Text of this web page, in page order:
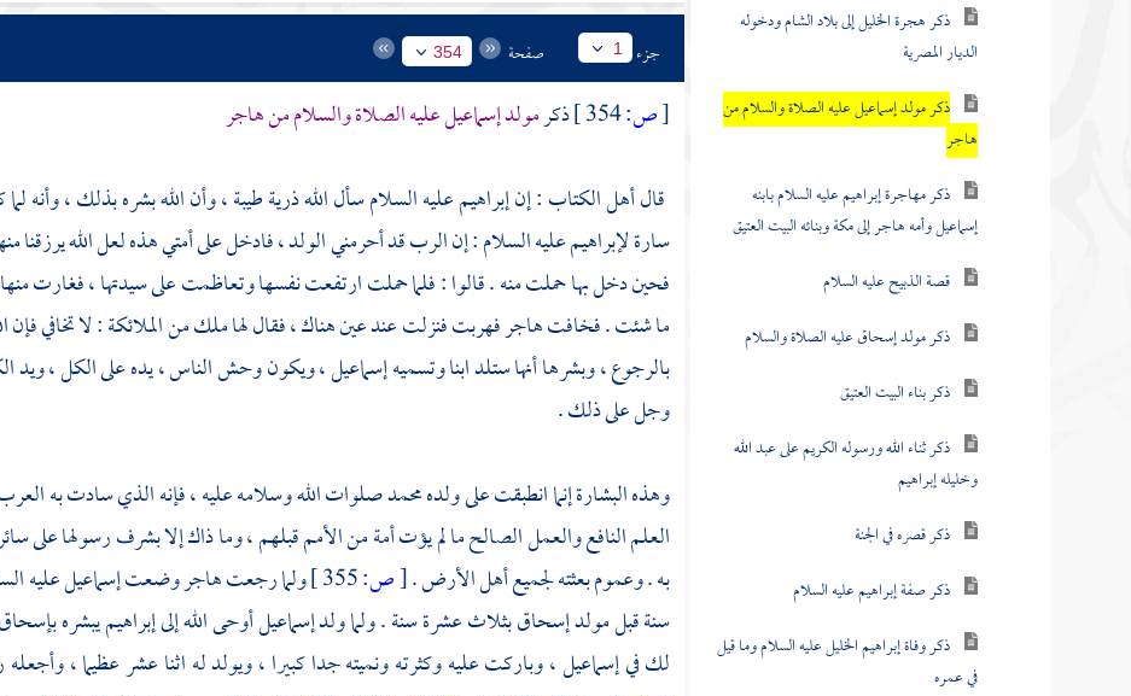
ذكر هجرة الخليل إلى بلاد الشام ودخوله
الديار المصرية
ذكر مولد إسماعيل عليه الصلاة والسلام من
هاجر
ذكر مهاجرة إبراهيم عليه السلام بابنه
إسماعيل وأمه هاجر إلى مكة وبنائه البيت العتيق
قصة الذبيح عليه السلام
ذكر مولد إسحاق عليه الصلاة والسلام
ذكر بناء البيت العتيق
ذكر ثناء الله ورسوله الكريم على عبد الله
وخليله إبراهيم
ذكر قصره في الجنة
ذكر صفة إبراهيم عليه السلام
ذكر وفاة إبراهيم الخليل عليه السلام وما قيل
في عمره
جزء 1 صفحة 354
[ص: ذكرمولدإسماعيلعليه الصلاة والسلام منهاجر
قال أهل الكتاب : إنإبراهيمعليه السلام سأل الله ذرية طيبة ، وأن الله بشره بذلك ، وأنه
سارةلإبراهيمعليه السلام : إن الرب قد أحرمني الولد ، فادخل على أمتي هذه لعل الله يرزقنا
فحين دخل بها حملت منه . قالوا : فلما حملت ارتفعت نفسها وتعاظمت على سيدتها ، فغارت منها
ما شئت . فخافتهاجرفهربت فنزلت عند عين هناك ، فقال لها ملك من الملائكة : لا تخافي
بالرجوع ، وبشرها أنها ستلد ابنا وتسميهإسماعيل، ويكون وحش الناس ، يده على الكل ، ويد
وجل على ذلك .
وهذه البشارة إنما انطبقت على ولدهمحمدصلوات الله وسلامه عليه ، فإنه الذي سادت به
العلم النافع والعمل الصالح ما لم يؤت أمة من الأمم قبلهم ، وما ذاك إلا بشرف رسولها على
به . وعموم بعثته لجميع أهل الأرض .[ص: ولما رجعت هاجر وضعتإسماعيلعليه
سنة قبل مولدإسحاقبثلاث عشرة سنة . ولما ولدإسماعيلأوحى الله إلىإبراهيميبشرهبإسحاق
لك فيإسماعيل، وباركت عليه وكثرته ونميته جدا كبيرا ، ويولد له اثنا عشر عظيما ،